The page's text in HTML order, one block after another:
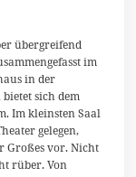
übergreifend
im
in der
sich dem
Im kleinsten Saal
gelegen,
Großes vor. Nicht
rüber. Von